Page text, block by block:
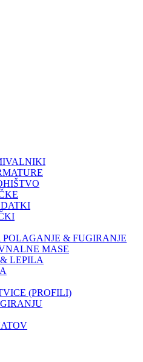
& FUGIRANJE
MASE
LEPILA
(PROFILI)